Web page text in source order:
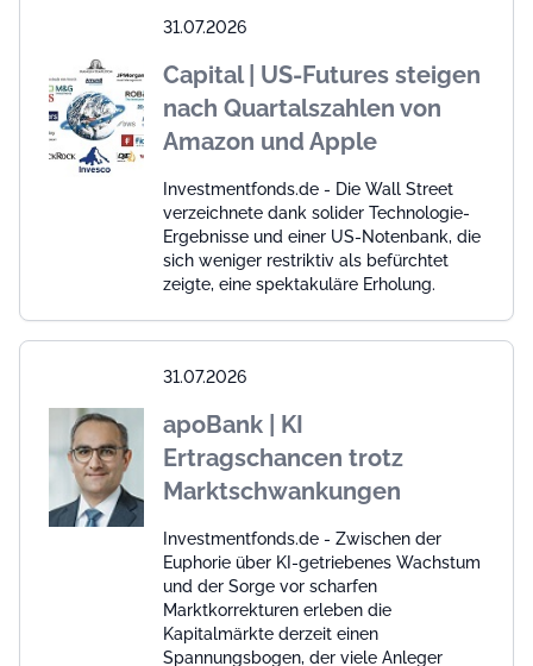
31.07.2026
Capital | US-Futures steigen
nach Quartalszahlen von
Amazon und Apple
Investmentfonds.de - Die Wall Street
verzeichnete dank solider Technologie-
Ergebnisse und einer US-Notenbank, die
sich weniger restriktiv als befürchtet
zeigte, eine spektakuläre Erholung.
31.07.2026
apoBank | KI
Ertragschancen trotz
Marktschwankungen
Investmentfonds.de - Zwischen der
Euphorie über KI-getriebenes Wachstum
und der Sorge vor scharfen
Marktkorrekturen erleben die
Kapitalmärkte derzeit einen
Spannungsbogen, der viele Anleger